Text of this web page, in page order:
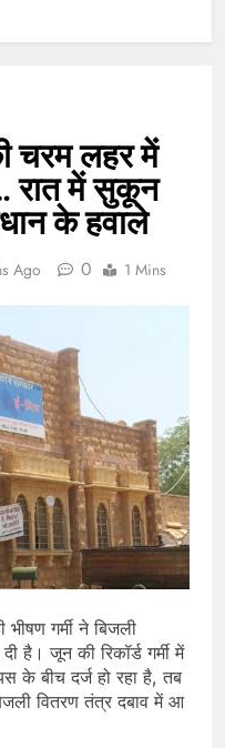
चरम लहर में
रात में सुकून
के हवाले
Ago 0 1 Mins
गर्मी ने बिजली
है। जून की रिकॉर्ड गर्मी में
के बीच दर्ज हो रहा है, तब
वितरण तंत्र दबाव में आ